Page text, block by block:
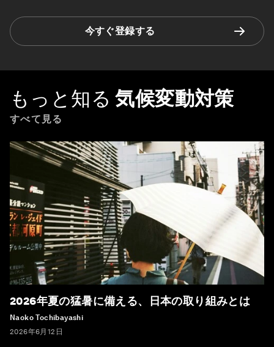
今すぐ登録する
もっと知る 気候変動対策
すべて見る
2026年夏の猛暑に備える、日本の取り組みとは
Naoko Tochibayashi
2026年6月12日